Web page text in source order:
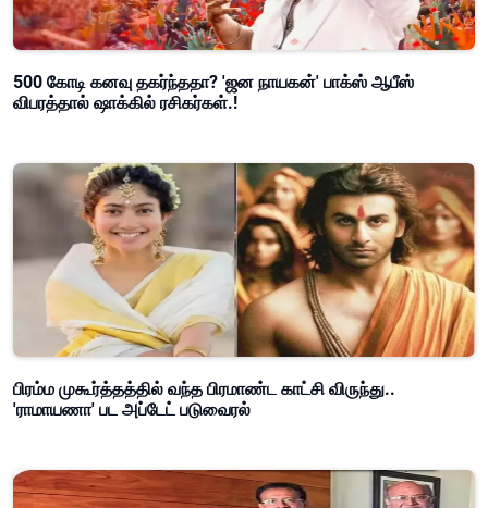
500 கோடி கனவு தகர்ந்ததா? 'ஜன நாயகன்' பாக்ஸ் ஆபீஸ்
விபரத்தால் ஷாக்கில் ரசிகர்கள்.!
பிரம்ம முகூர்த்தத்தில் வந்த பிரமாண்ட காட்சி விருந்து..
'ராமாயணா' பட அப்டேட் படுவைரல்